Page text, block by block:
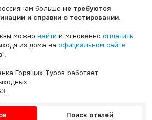
больше не требуются
и справки о тестировании.
можно найти и мгновенно оплатить
из дома на официальном сайте
Горящих Туров работает
Поиск отелей